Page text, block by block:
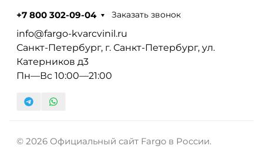
+7 800 302-09-04 Заказать звонок
info@fargo-kvarcvinil.ru
Санкт-Петербург, г. Санкт-Петербург, ул.
Катерников д3
Пн—Вс 10:00—21:00
© 2026 Официальный сайт Fargo в России.